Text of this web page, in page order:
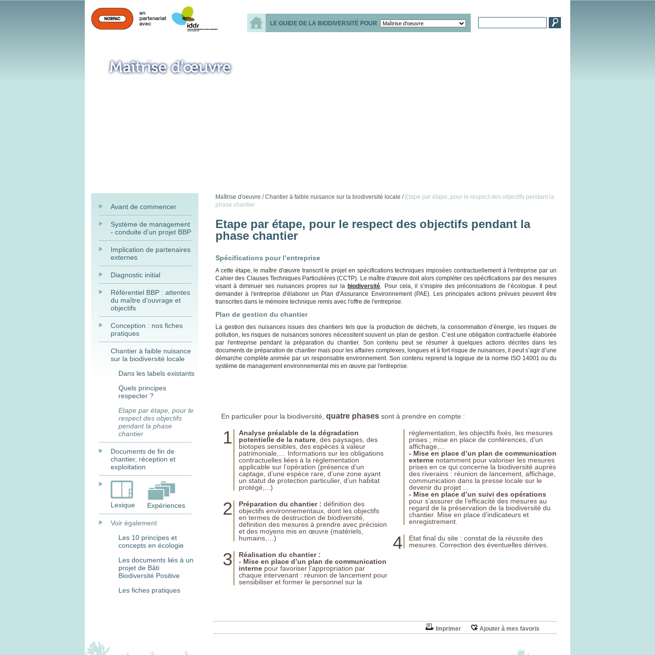
LE GUIDE DE LA BIODIVERSITÉ POUR
Avant de commencer
Système de management
- conduite d’un projet BBP
Implication de partenaires
externes
Diagnostic initial
Référentiel BBP : attentes
du maître d’ouvrage et
objectifs
Conception : nos fiches
pratiques
Chantier à faible nuisance
sur la biodiversité locale
Dans les labels existants
Quels principes
respecter ?
Etape par étape, pour le
respect des objectifs
pendant la phase
chantier
Documents de fin de
chantier, réception et
exploitation
Lexique Expériences
Voir également
Les 10 principes et
concepts en écologie
Les documents liés à un
projet de Bâti
Biodiversité Positive
Les fiches pratiques
Maîtrise d'oeuvre /Chantier à faible nuisance sur la biodiversité locale /Etape par étape, pour le respect des objectifs pendant la
phase chantier
Etape par étape, pour le respect des objectifs pendant la
phase chantier
Spécifications pour l’entreprise
A cette étape, le maître d'œuvre transcrit le projet en spécifications techniques imposées contractuellement à l'entreprise par un
Cahier des Clauses Techniques Particulières (CCTP). Le maître d'œuvre doit alors compléter ces spécifications par des mesures
visant à diminuer ses nuisances propres sur la biodiversité. Pour cela, il s’inspire des préconisations de l’écologue. Il peut
demander à l'entreprise d'élaborer un Plan d'Assurance Environnement (PAE). Les principales actions prévues peuvent être
transcrites dans le mémoire technique remis avec l'offre de l'entreprise.
Plan de gestion du chantier
La gestion des nuisances issues des chantiers tels que la production de déchets, la consommation d’énergie, les risques de
pollution, les risques de nuisances sonores nécessitent souvent un plan de gestion. C’est une obligation contractuelle élaborée
par l'entreprise pendant la préparation du chantier. Son contenu peut se résumer à quelques actions décrites dans les
documents de préparation de chantier mais pour les affaires complexes, longues et à fort risque de nuisances, il peut s’agir d’une
démarche complète animée par un responsable environnement. Son contenu reprend la logique de la norme ISO 14001 ou du
système de management environnemental mis en œuvre par l'entreprise.
En particulier pour la biodiversité, quatre phases sont à prendre en compte :
1
Analyse préalable de la dégradation
potentielle de la nature , des paysages, des
biotopes sensibles, des espèces à valeur
patrimoniale,… Informations sur les obligations
contractuelles liées à la règlementation
applicable sur l’opération (présence d’un
captage, d’une espèce rare, d’une zone ayant
un statut de protection particulier, d’un habitat
protégé,...)
2 Préparation du chantier : définition des
objectifs environnementaux, dont les objectifs
en termes de destruction de biodiversité,
définition des mesures à prendre avec précision
et des moyens mis en œuvre (matériels,
humains,…)
3
Réalisation du chantier :
- Mise en place d’un plan de communication
interne pour favoriser l’appropriation par
chaque intervenant : réunion de lancement pour
sensibiliser et former le personnel sur la
règlementation, les objectifs fixés, les mesures
prises ; mise en place de conférences, d’un
affichage,...
- Mise en place d’un plan de communication
externe notamment pour valoriser les mesures
prises en ce qui concerne la biodiversité auprès
des riverains : réunion de lancement, affichage,
communication dans la presse locale sur le
devenir du projet ...
- Mise en place d’un suivi des opérations
pour s’assurer de l’efficacité des mesures au
regard de la préservation de la biodiversité du
chantier. Mise en place d’indicateurs et
enregistrement.
4
Etat final du site : constat de la réussite des
mesures. Correction des éventuelles dérives.
Imprimer Ajouter à mes favoris